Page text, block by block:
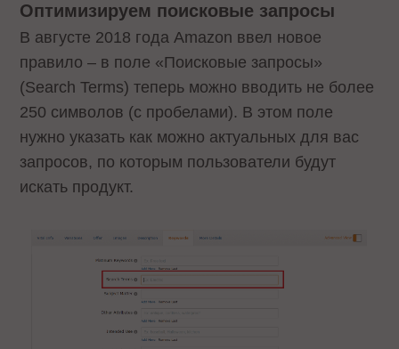
Оптимизируем поисковые запросы
В августе 2018 года Amazon ввел новое
правило – в поле «Поисковые запросы»
(Search Terms) теперь можно вводить не более
250 символов (с пробелами). В этом поле
нужно указать как можно актуальных для вас
запросов, по которым пользователи будут
искать продукт.